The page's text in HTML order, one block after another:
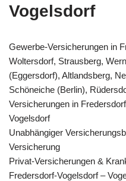
Vogelsdorf
Gewerbe-Versicherungen in
Woltersdorf, Strausberg,
(Eggersdorf), Altlandsberg,
Schöneiche (Berlin),
Versicherungen in
Vogelsdorf
Unabhängiger
Versicherung
Privat-Versicherungen &
Fredersdorf-Vogelsdorf –